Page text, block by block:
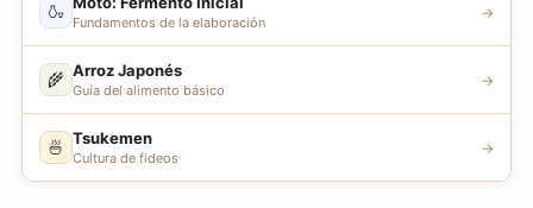
🍶
Fundamentos de la elaboración
→
🌾 Arroz Japonés
Guía del alimento básico
→
🍜 Tsukemen
Cultura de fideos
→